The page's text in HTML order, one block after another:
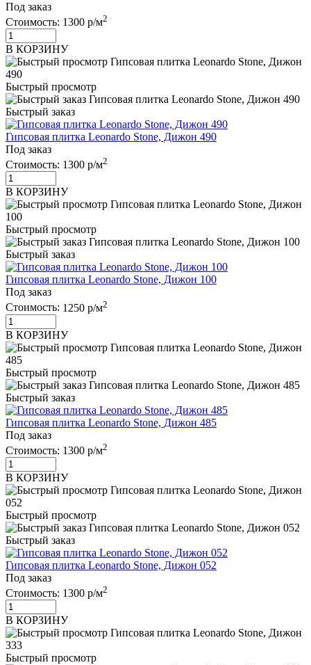
Под заказ
Стоимость: 1300 р/м2
В КОРЗИНУ
Быстрый просмотр
Быстрый заказ
Гипсовая плитка Leonardo Stone, Дижон 490
Под заказ
Стоимость: 1300 р/м2
В КОРЗИНУ
Быстрый просмотр
Быстрый заказ
Гипсовая плитка Leonardo Stone, Дижон 100
Под заказ
Стоимость: 1250 р/м2
В КОРЗИНУ
Быстрый просмотр
Быстрый заказ
Гипсовая плитка Leonardo Stone, Дижон 485
Под заказ
Стоимость: 1300 р/м2
В КОРЗИНУ
Быстрый просмотр
Быстрый заказ
Гипсовая плитка Leonardo Stone, Дижон 052
Под заказ
Стоимость: 1300 р/м2
В КОРЗИНУ
Быстрый просмотр